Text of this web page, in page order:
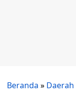
Beranda » Daerah